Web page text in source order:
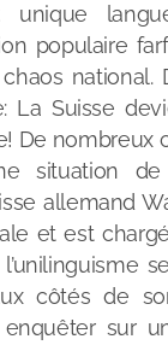
unique
populaire
national.
La Suisse
De nombreux
situation de
allemand
et est
côtés de
sur